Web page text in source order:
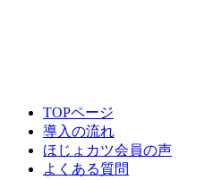
TOPページ
導入の流れ
ほじょカツ会員の声
よくある質問